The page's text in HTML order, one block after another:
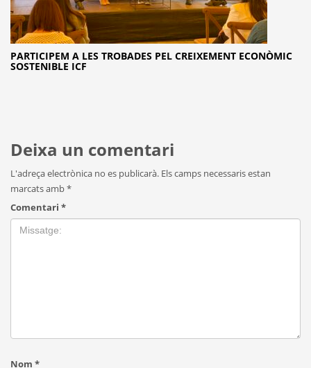
PARTICIPEM A LES TROBADES PEL CREIXEMENT ECONÒMIC
SOSTENIBLE ICF
Deixa un comentari
L'adreça electrònica no es publicarà. Els camps necessaris estan
marcats amb*
Comentari *
Nom *